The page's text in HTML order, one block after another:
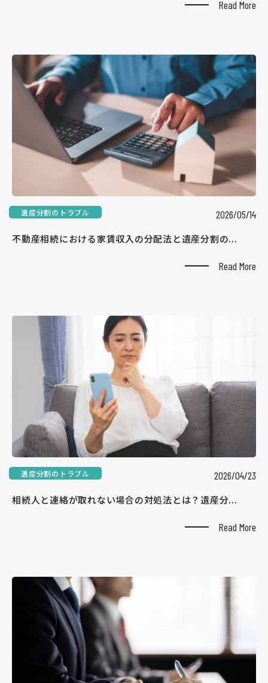
Read More
遺産分割のトラブル 2026/05/14
不動産相続における家賃収入の分配法と遺産分割の...
Read More
遺産分割のトラブル 2026/04/23
相続人と連絡が取れない場合の対処法とは？遺産分...
Read More